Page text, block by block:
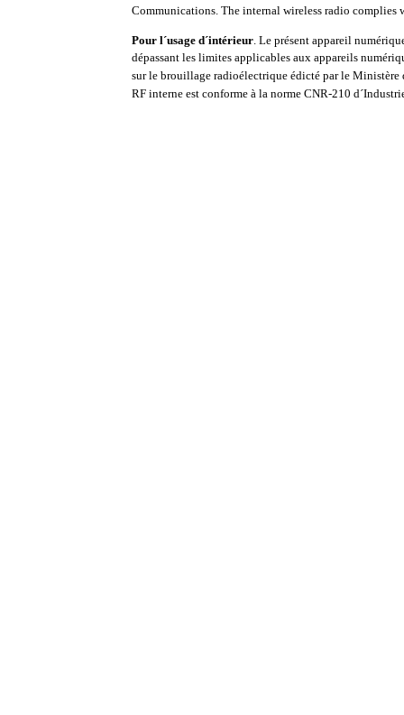
Communications. The internal wireless radio complies
Pour l´usage d´intérieur. Le présent appareil
dépassant les limites applicables aux appareils
sur le brouillage radioélectrique édicté par le Ministère
RF interne est conforme à la norme CNR-210